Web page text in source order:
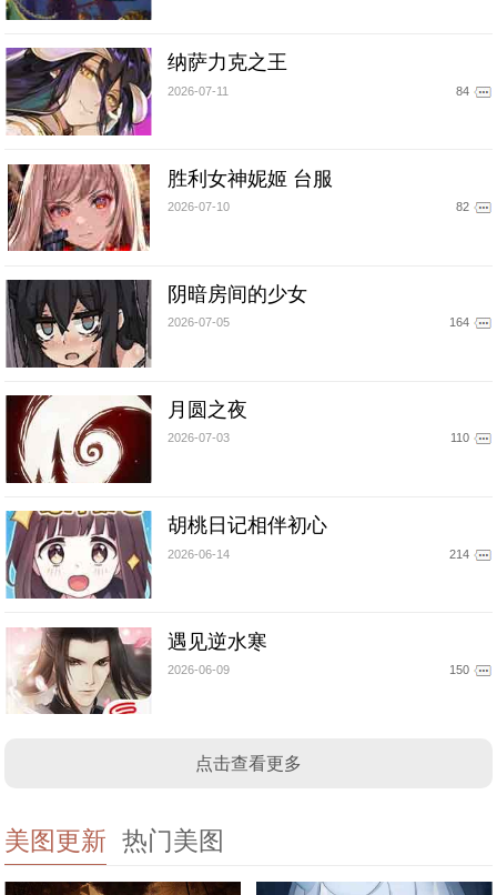
纳萨力克之王
2026-07-11 84
胜利女神妮姬 台服
2026-07-10 82
阴暗房间的少女
2026-07-05 164
月圆之夜
2026-07-03 110
胡桃日记相伴初心
2026-06-14 214
遇见逆水寒
2026-06-09 150
点击查看更多
美图更新 热门美图